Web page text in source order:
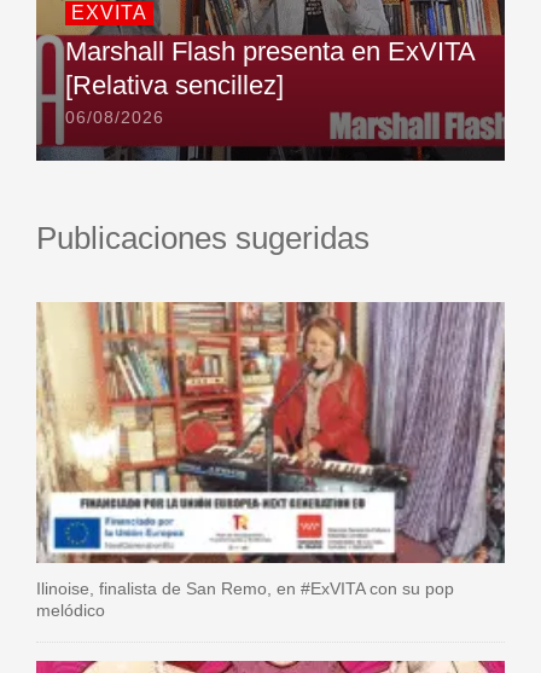
EXVITA
Marshall Flash presenta en ExVITA
[Relativa sencillez]
06/08/2026
Publicaciones sugeridas
Ilinoise, finalista de San Remo, en #ExVITA con su pop
melódico